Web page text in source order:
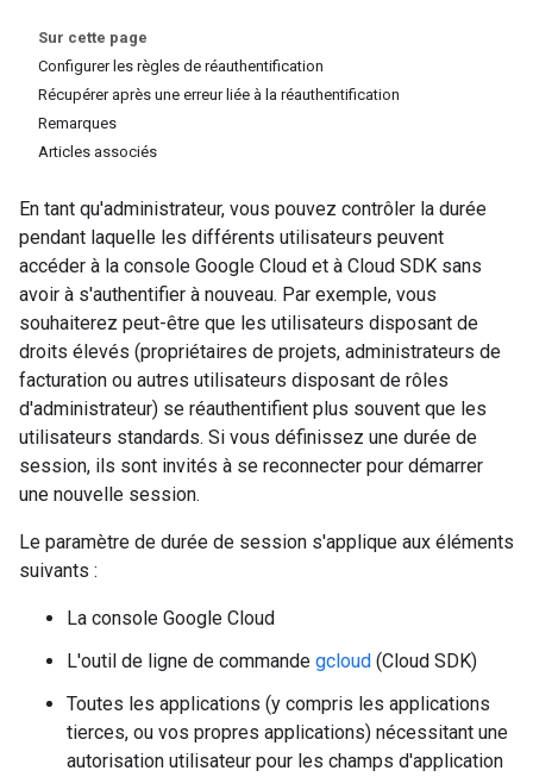
Sur cette page
Configurer les règles de réauthentification
Récupérer après une erreur liée à la réauthentification
Remarques
Articles associés
En tant qu'administrateur, vous pouvez contrôler la durée
pendant laquelle les différents utilisateurs peuvent
accéder à la console Google Cloud et à Cloud SDK sans
avoir à s'authentifier à nouveau. Par exemple, vous
souhaiterez peut-être que les utilisateurs disposant de
droits élevés (propriétaires de projets, administrateurs de
facturation ou autres utilisateurs disposant de rôles
d'administrateur) se réauthentifient plus souvent que les
utilisateurs standards. Si vous définissez une durée de
session, ils sont invités à se reconnecter pour démarrer
une nouvelle session.
Le paramètre de durée de session s'applique aux éléments
suivants :
La console Google Cloud
L'outil de ligne de commande gcloud (Cloud SDK)
Toutes les applications (y compris les applications
tierces, ou vos propres applications) nécessitant une
autorisation utilisateur pour les champs d'application